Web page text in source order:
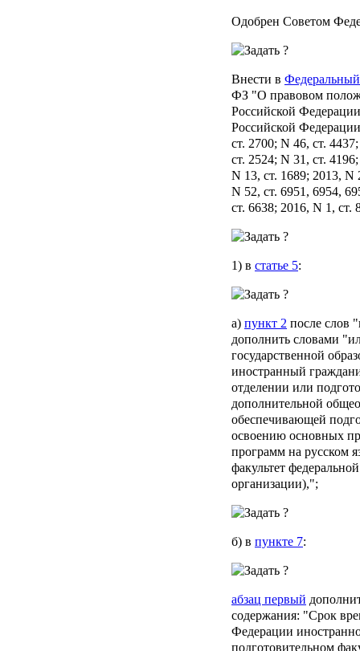
Одобрен Советом
Внести в Федеральный
ФЗ "О правовом
Российской
Российской
ст. 2700; N 46, ст.
ст. 2524; N 31, ст.
N 13, ст. 1689; 2013, N
N 52, ст. 6951, 6954,
ст. 6638; 2016, N 1,
1) в статье 5:
а) пункт 2 после слов
дополнить словами
государственной
иностранный
отделении или
дополнительной
обеспечивающей
освоению основных
программ на русском
факультет
организации),";
б) в пункте 7:
абзац первый
содержания: "Срок
Федерации
подготовительном